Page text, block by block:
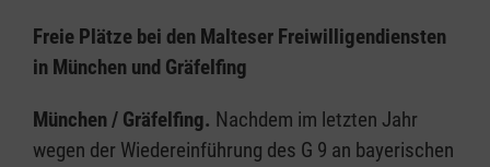
Freie Plätze bei den Malteser Freiwilligendiensten
in München und Gräfelfing
München / Gräfelfing. Nachdem im letzten Jahr
wegen der Wiedereinführung des G 9 an bayerischen